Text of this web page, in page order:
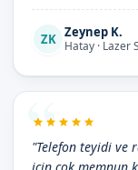
ZK Zeynep K.
Hatay · Lazer
"Telefon teyidi ve